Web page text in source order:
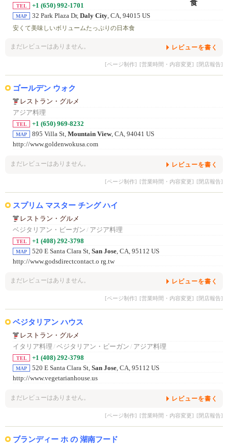
TEL +1 (650) 992-1701
MAP 32 Park Plaza Dr, Daly City, CA, 94015 US
安くて美味しいボリュームたっぷりの日本食
まだレビューはありません。 レビューを書く
[ページ制作] [営業時間・内容変更] [閉店報告]
ゴールデン ウォク
レストラン・グルメ
アジア料理
TEL +1 (650) 969-8232
MAP 895 Villa St, Mountain View, CA, 94041 US
http://www.goldenwokusa.com
まだレビューはありません。 レビューを書く
[ページ制作] [営業時間・内容変更] [閉店報告]
スプリム マスター チング ハイ
レストラン・グルメ
ベジタリアン・ビーガン / アジア料理
TEL +1 (408) 292-3798
MAP 520 E Santa Clara St, San Jose , CA, 95112 US
http://www.godsdirectcontact.o rg.tw
まだレビューはありません。 レビューを書く
[ページ制作] [営業時間・内容変更] [閉店報告]
ベジタリアン ハウス
レストラン・グルメ
イタリア料理 / ベジタリアン・ビーガン / アジア料理
TEL +1 (408) 292-3798
MAP 520 E Santa Clara St, San Jose, CA, 95112 US
http://www.vegetarianhouse.us
まだレビューはありません。 レビューを書く
[ページ制作] [営業時間・内容変更] [閉店報告]
ブランディー ホ の 湖南フード